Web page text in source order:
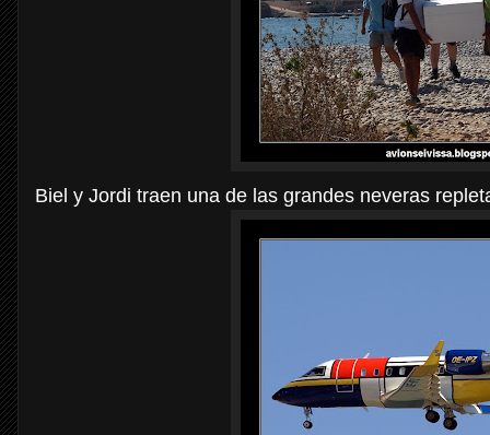
Biel y Jordi traen una de las grandes neveras